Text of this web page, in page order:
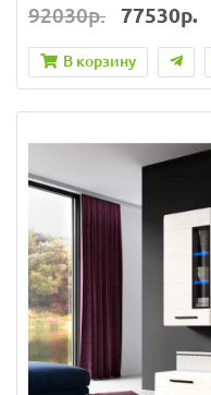
92030р. 77530р.
В корзину